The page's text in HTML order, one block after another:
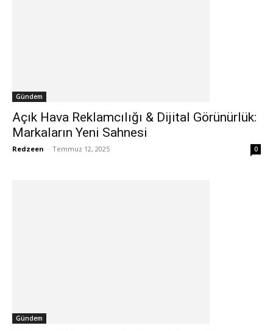
Gündem
Açık Hava Reklamcılığı & Dijital Görünürlük:
Markaların Yeni Sahnesi
Redzeen - Temmuz 12, 2025 0
Gündem